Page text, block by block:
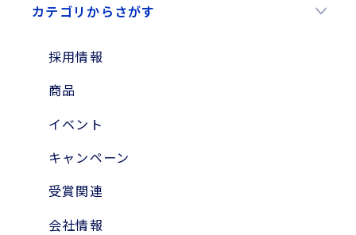
2025年
2024年
2023年
2010年
2004年
カテゴリからさがす
採用情報
商品
イベント
キャンペーン
受賞関連
会社情報